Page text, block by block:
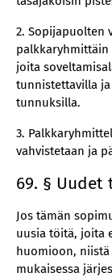
2. Sopijapuolten
joita
tunnistettavilla
tunnuksilla.
3.
vahvistetaan ja
69. § Uudet
Jos tämän
uusia töitä, joita
huomioon,
mukaisessa